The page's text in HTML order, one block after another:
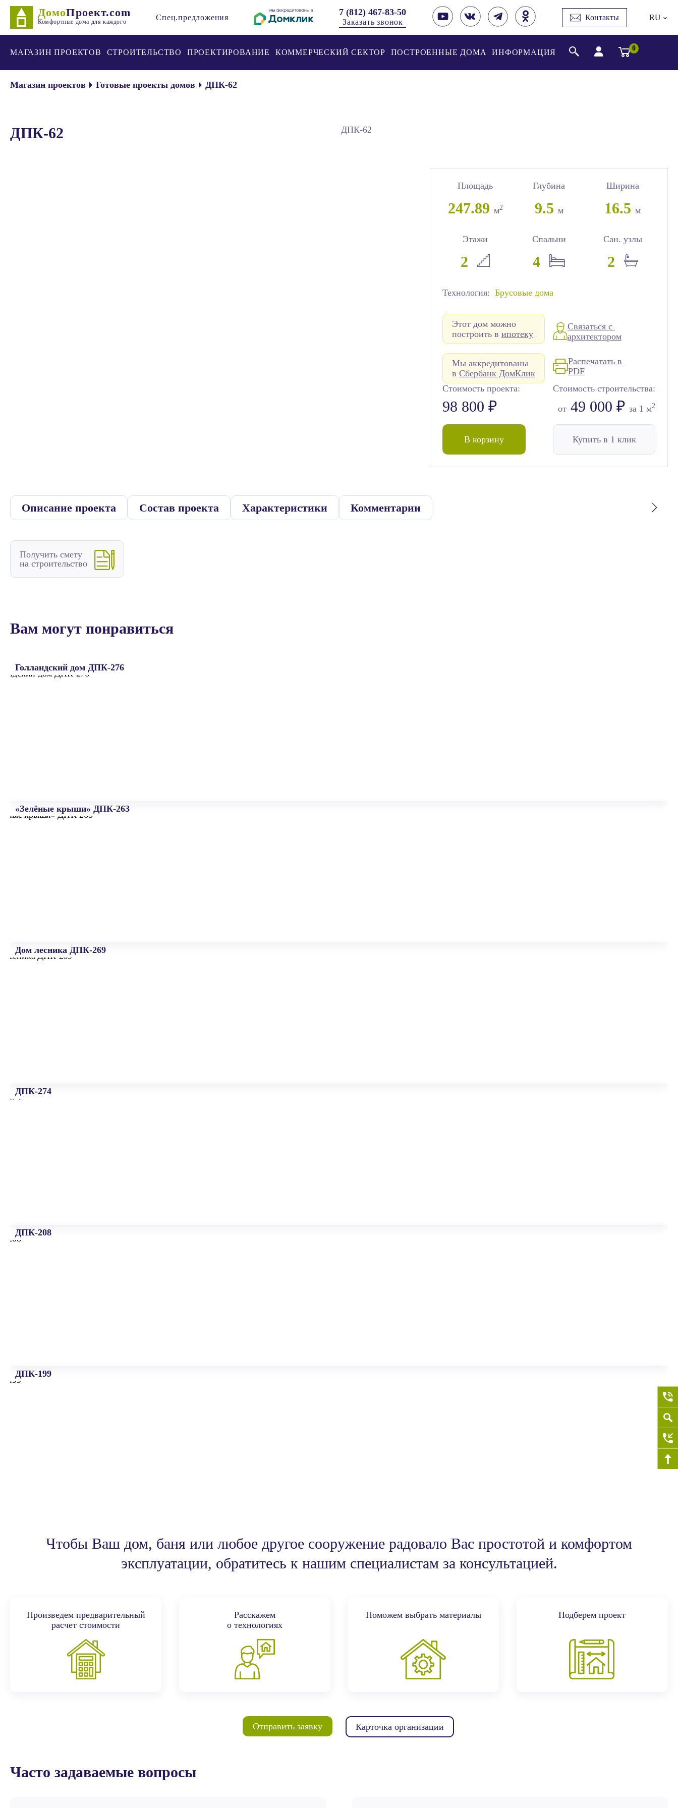
ДомоПроект.com
Комфортные дома для каждого
Спец.предложения
7 (812) 467-83-50
Заказать звонок
Контакты RU ›
МАГАЗИН ПРОЕКТОВ СТРОИТЕЛЬСТВО ПРОЕКТИРОВАНИЕ КОММЕРЧЕСКИЙ СЕКТОР ПОСТРОЕННЫЕ ДОМА ИНФОРМАЦИЯ 0
Магазин проектов Готовые проекты домов ДПК-62
ДПК-62 ДПК-62
Площадь
247.89 м2
Глубина
9.5 м
Ширина
16.5 м
Этажи
2
Спальни
4
Сан. узлы
2
Технология: Брусовые дома
Этот дом можно
построить в ипотеку
Мы аккредитованы
в Сбербанк ДомКлик
Связаться с
архитектором
Распечатать в
PDF
Стоимость проекта:
98 800 ₽
В корзину
Стоимость строительства:
от 49 000 ₽ за 1 м2
Купить в 1 клик
Описание проекта Состав проекта Характеристики Комментарии
Получить смету
на строительство
Вам могут понравиться
Голландский дом ДПК-276
«Зелёные крыши» ДПК-263
Дом лесника ДПК-269
ДПК-274
ДПК-208
ДПК-199
Чтобы Ваш дом, баня или любое другое сооружение радовало Вас простотой и комфортом
эксплуатации, обратитесь к нашим специалистам за консультацией.
Произведем предварительный
расчет стоимости
Расскажем
о технологиях
Поможем выбрать материалы Подберем проект
Отправить заявку Карточка организации
Часто задаваемые вопросы